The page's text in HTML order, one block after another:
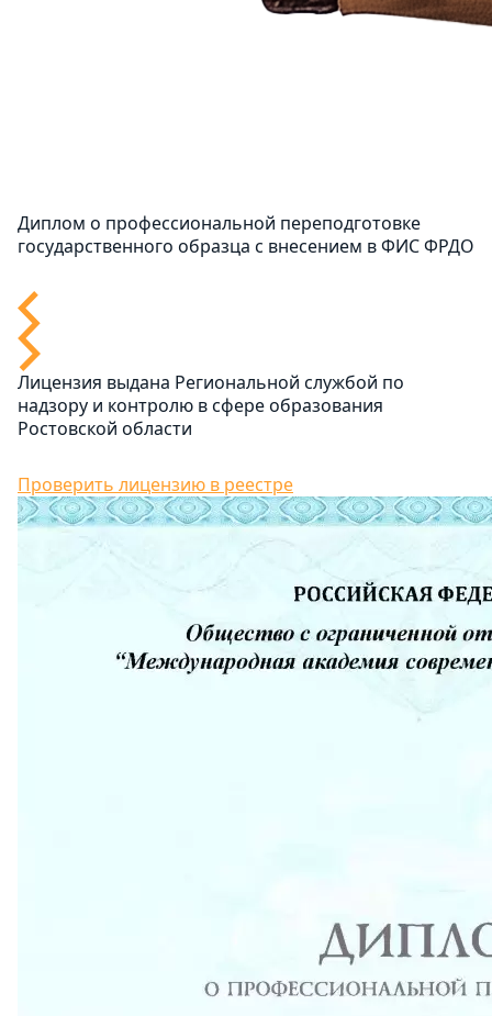
Диплом о профессиональной переподготовке
государственного образца с внесением в ФИС ФРДО
Лицензия выдана Региональной службой по
надзору и контролю в сфере образования
Ростовской области
Проверить лицензию в реестре